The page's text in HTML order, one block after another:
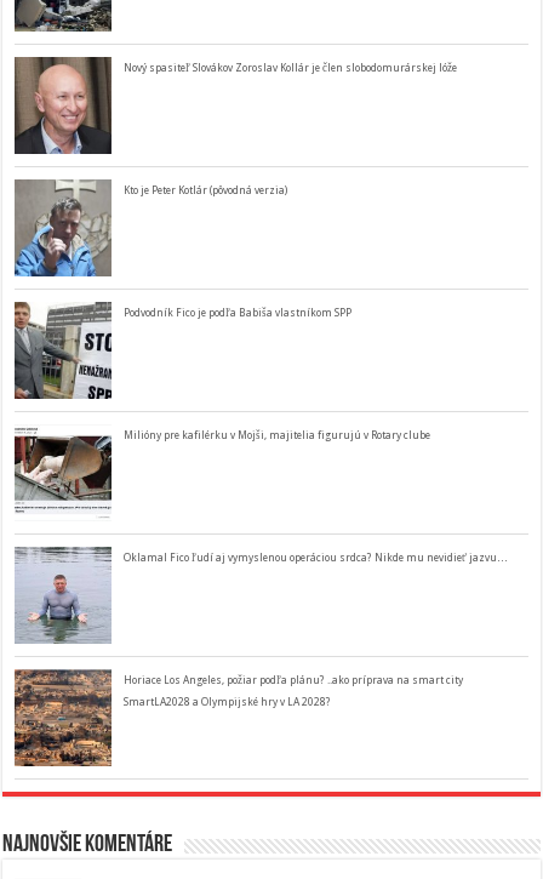
Nový spasiteľ Slovákov Zoroslav Kollár je člen slobodomurárskej lóže
Kto je Peter Kotlár (pôvodná verzia)
Podvodník Fico je podľa Babiša vlastníkom SPP
Milióny pre kafilérku v Mojši, majitelia figurujú v Rotary clube
Oklamal Fico ľudí aj vymyslenou operáciou srdca? Nikde mu nevidieť jazvu…
Horiace Los Angeles, požiar podľa plánu? ..ako príprava na smart city
SmartLA2028 a Olympijské hry v LA 2028?
Najnovšie komentáre